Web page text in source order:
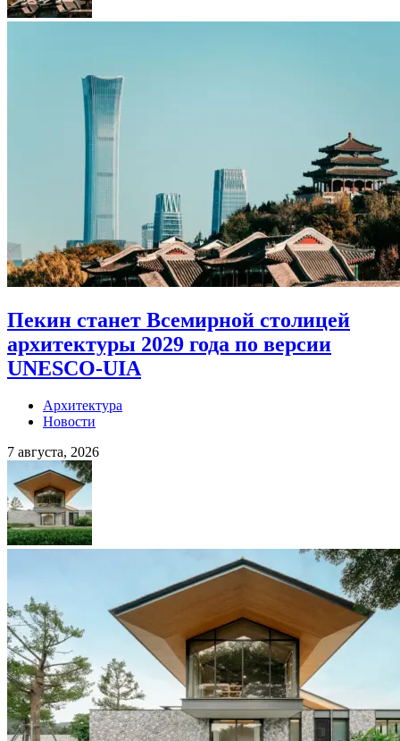
Пекин станет Всемирной столицей
архитектуры 2029 года по версии
UNESCO-UIA
Архитектура
Новости
7 августа, 2026